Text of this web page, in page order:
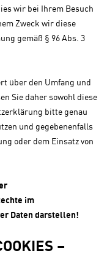
wir bei Ihrem Besuch
Zweck wir diese
gemäß § 96 Abs. 3
über den Umfang und
Sie daher sowohl diese
bitte genau
und gegebenenfalls
oder dem Einsatz von
im
Daten darstellen!
–